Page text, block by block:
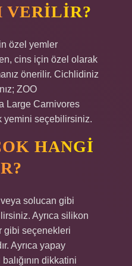
VERILIR?
özel yemler
cins için özel olarak
önerilir. Cichlidiniz
ZOO
Large Carnivores
yemini seçebilirsiniz.
HANGI
solucan gibi
Ayrıca silikon
gibi seçenekleri
Ayrıca yapay
dikkatini